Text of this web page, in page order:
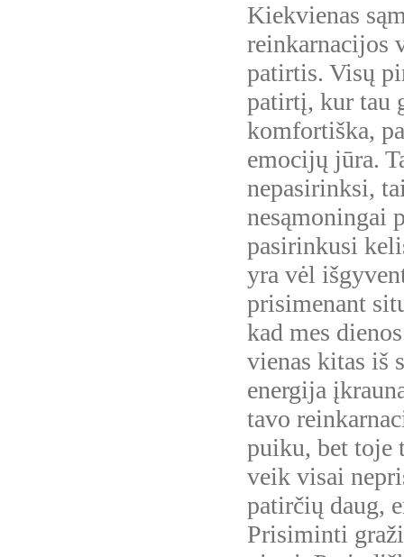
Kiekvienas
reinkarnacijos
patirtis. Visų
patirtį, kur tau
komfortiška,
emocijų jūra.
nepasirinksi,
nesąmoningai
pasirinkusi
yra vėl
prisimenant
kad mes
vienas kitas iš
energija
tavo
puiku, bet toje
veik visai
patirčių daug,
Prisiminti